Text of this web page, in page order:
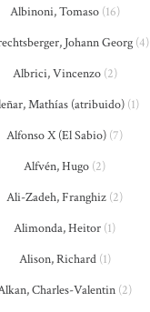
Albinoni, Tomaso(16)
Johann Georg (4)
Albrici, Vincenzo(2)
Mathías (atribuido) (1)
Alfonso X (El Sabio) (7)
Alfvén, Hugo (2)
Ali-Zadeh, Franghiz (2)
Alimonda, Heitor (1)
Alison, Richard(1)
Charles-Valentin (2)